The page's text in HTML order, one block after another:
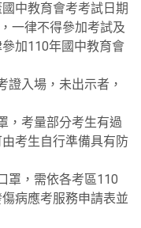
中教育會考考試日期
一律不得參加考試及
加110年國中教育會
證入場，未出示者，
，考量部分考生有過
考生自行準備具有防
罩，需依各考區110
病應考服務申請表並